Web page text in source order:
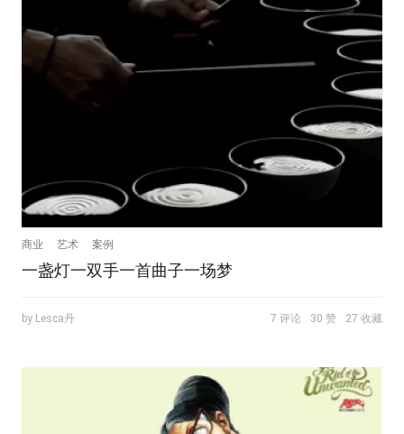
商业 艺术 案例
一盏灯一双手一首曲子一场梦
by Lesca丹 7 评论 30 赞 27 收藏